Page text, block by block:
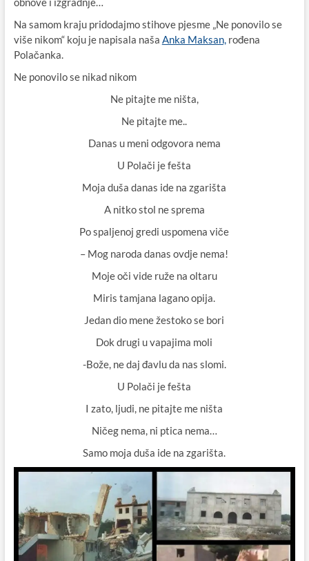
Na samom kraju pridodajmo stihove pjesme „Ne ponovilo se
više nikom“ koju je napisala naša Anka Maksan,rođena
Polačanka.
Ne ponovilo se nikad nikom
Ne pitajte me ništa,
Ne pitajte me..
Danas u meni odgovora nema
U Polači je fešta
Moja duša danas ide na zgarišta
A nitko stol ne sprema
Po spaljenoj gredi uspomena viče
– Mog naroda danas ovdje nema!
Moje oči vide ruže na oltaru
Miris tamjana lagano opija.
Jedan dio mene žestoko se bori
Dok drugi u vapajima moli
-Bože, ne daj đavlu da nas slomi.
U Polači je fešta
I zato, ljudi, ne pitajte me ništa
Ničeg nema, ni ptica nema…
Samo moja duša ide na zgarišta.